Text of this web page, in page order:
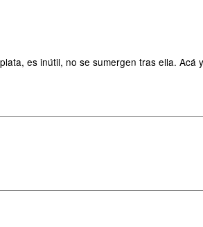
es inútil, no se sumergen tras ella. Acá